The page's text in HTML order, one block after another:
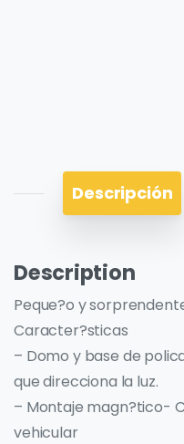
Descripción
Description
Peque?o y
Caracter?sticas
– Domo y base de
que direcciona la luz.
– Montaje magn?tico-
vehicular